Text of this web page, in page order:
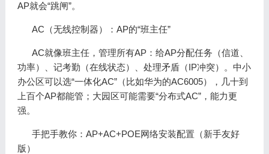
AP就会“跳闸”。
AC（无线控制器）：AP的“班主任”
AC就像班主任，管理所有AP：给AP分配任务（信道、
功率）、记考勤（在线状态）、处理矛盾（IP冲突）。中小
办公区可以选“一体化AC”（比如华为的AC6005），几十到
上百个AP都能管；大园区可能需要“分布式AC”，能力更
强。
手把手教你：AP+AC+POE网络安装配置（新手友好
版）